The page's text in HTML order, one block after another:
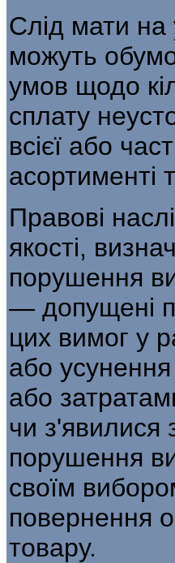
Слід мати на
можуть
умов щодо
сплату
всієї або
асортименті
Правові
якості,
порушення
— допущені
цих вимог у
або
або
чи з'явилися
порушення
своїм
повернення
товару.